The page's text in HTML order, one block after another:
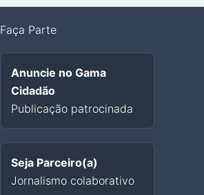
Faça Parte
Anuncie no Gama
Cidadão
Publicação patrocinada
Seja Parceiro(a)
Jornalismo colaborativo